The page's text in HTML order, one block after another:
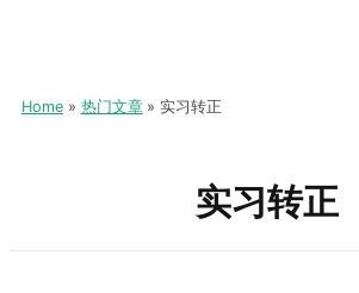
Home 热门文章 实习转正
实习转正